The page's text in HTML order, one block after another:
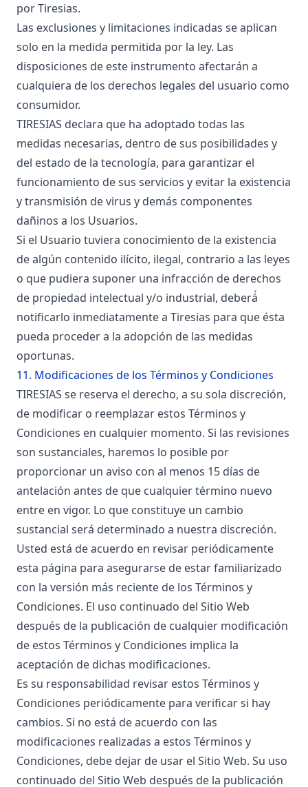
por Tiresias.
Las exclusiones y limitaciones indicadas se aplican
solo en la medida permitida por la ley. Las
disposiciones de este instrumento afectarán a
cualquiera de los derechos legales del usuario como
consumidor.
TIRESIAS declara que ha adoptado todas las
medidas necesarias, dentro de sus posibilidades y
del estado de la tecnología, para garantizar el
funcionamiento de sus servicios y evitar la existencia
y transmisión de virus y demás componentes
dañinos a los Usuarios.
Si el Usuario tuviera conocimiento de la existencia
de algún contenido ilícito, ilegal, contrario a las leyes
o que pudiera suponer una infracción de derechos
de propiedad intelectual y/o industrial, deberá́
notificarlo inmediatamente a Tiresias para que ésta
pueda proceder a la adopción de las medidas
oportunas.
11. Modificaciones de los Términos y Condiciones
TIRESIAS se reserva el derecho, a su sola discreción,
de modificar o reemplazar estos Términos y
Condiciones en cualquier momento. Si las revisiones
son sustanciales, haremos lo posible por
proporcionar un aviso con al menos 15 días de
antelación antes de que cualquier término nuevo
entre en vigor. Lo que constituye un cambio
sustancial será determinado a nuestra discreción.
Usted está de acuerdo en revisar periódicamente
esta página para asegurarse de estar familiarizado
con la versión más reciente de los Términos y
Condiciones. El uso continuado del Sitio Web
después de la publicación de cualquier modificación
de estos Términos y Condiciones implica la
aceptación de dichas modificaciones.
Es su responsabilidad revisar estos Términos y
Condiciones periódicamente para verificar si hay
cambios. Si no está de acuerdo con las
modificaciones realizadas a estos Términos y
Condiciones, debe dejar de usar el Sitio Web. Su uso
continuado del Sitio Web después de la publicación